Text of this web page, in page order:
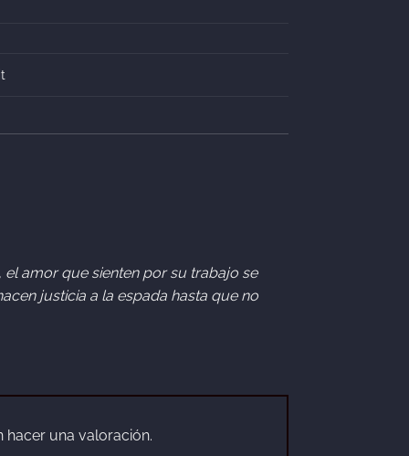
el amor que sienten por su trabajo se
justicia a la espada hasta que no
una valoración.